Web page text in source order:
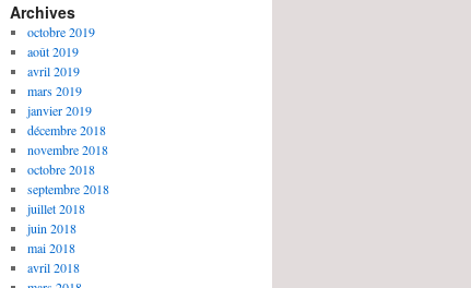
Archives
octobre 2019
août 2019
avril 2019
mars 2019
janvier 2019
décembre 2018
novembre 2018
octobre 2018
septembre 2018
juillet 2018
juin 2018
mai 2018
avril 2018